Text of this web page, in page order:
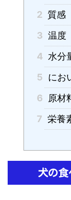
2 質感
3 温度
4 水分
5 にお
6
原材
7 栄養
犬の食